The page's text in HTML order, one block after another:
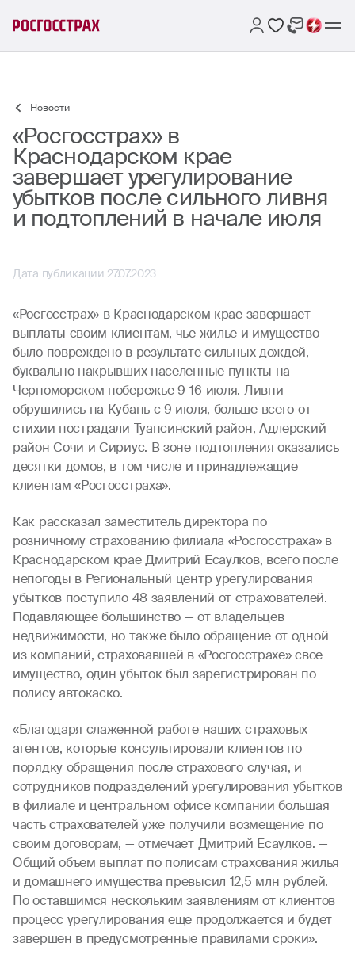
Новости
«Росгосстрах» в
Краснодарском крае
завершает урегулирование
убытков после сильного ливня
и подтоплений в начале июля
Дата публикации 27.07.2023
«Росгосстрах» в Краснодарском крае завершает
выплаты своим клиентам, чье жилье и имущество
было повреждено в результате сильных дождей,
буквально накрывших населенные пункты на
Черноморском побережье 9-16 июля. Ливни
обрушились на Кубань с 9 июля, больше всего от
стихии пострадали Туапсинский район, Адлерский
район Сочи и Сириус. В зоне подтопления оказались
десятки домов, в том числе и принадлежащие
клиентам «Росгосстраха».
Как рассказал заместитель директора по
розничному страхованию филиала «Росгосстраха» в
Краснодарском крае Дмитрий Есаулков, всего после
непогоды в Региональный центр урегулирования
убытков поступило 48 заявлений от страхователей.
Подавляющее большинство — от владельцев
недвижимости, но также было обращение от одной
из компаний, страховавшей в «Росгосстрахе» свое
имущество, один убыток был зарегистрирован по
полису автокаско.
«Благодаря слаженной работе наших страховых
агентов, которые консультировали клиентов по
порядку обращения после страхового случая, и
сотрудников подразделений урегулирования убытков
в филиале и центральном офисе компании большая
часть страхователей уже получили возмещение по
своим договорам, — отмечает Дмитрий Есаулков. —
Общий объем выплат по полисам страхования жилья
и домашнего имущества превысил 12,5 млн рублей.
По оставшимся нескольким заявлениям от клиентов
процесс урегулирования еще продолжается и будет
завершен в предусмотренные правилами сроки».